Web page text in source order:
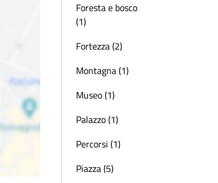
Foresta e bosco
(1)
Fortezza (2)
Montagna (1)
Museo (1)
Palazzo (1)
Percorsi (1)
Piazza (5)